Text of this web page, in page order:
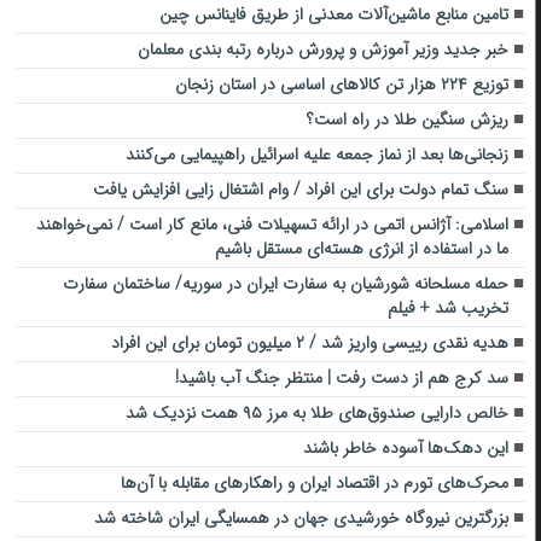
تامین منابع ماشین‌آلات معدنی از طریق فاینانس چین
خبر جدید وزیر آموزش و پرورش درباره رتبه بندی معلمان
توزیع ۲۲۴ هزار تن کالاهای اساسی در استان زنجان
ریزش سنگین طلا در راه است؟
زنجانی‌ها بعد از نماز جمعه علیه اسرائیل راهپیمایی می‌کنند
سنگ تمام دولت برای این افراد / وام اشتغال زایی افزایش یافت
اسلامی: آژانس اتمی در ارائه تسهیلات فنی، مانع کار است / نمی‌خواهند
ما در استفاده از انرژی هسته‌ای مستقل باشیم
حمله مسلحانه شورشیان به سفارت ایران در سوریه/ ساختمان سفارت
تخریب شد + فیلم
هدیه نقدی رییسی واریز شد / ۲ میلیون تومان برای این افراد
سد کرج هم از دست رفت | منتظر جنگ آب باشید!
خالص دارایی‌ صندوق‌های طلا به مرز ۹۵ همت نزدیک شد
این دهک‌ها آسوده خاطر باشند
محرک‌های تورم در اقتصاد ایران و راهکارهای مقابله با آن‌ها
بزرگترین نیروگاه خورشیدی جهان در همسایگی ایران شاخته شد